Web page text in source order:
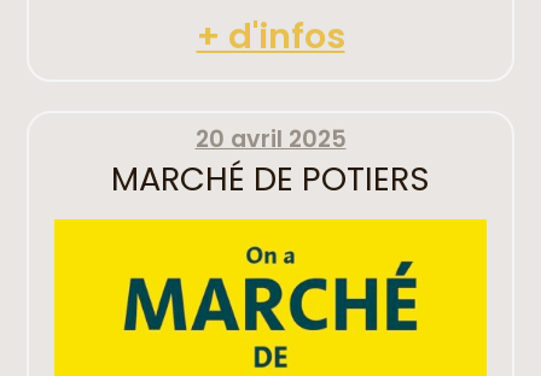
+ d'infos
20 avril 2025
MARCHÉ DE POTIERS